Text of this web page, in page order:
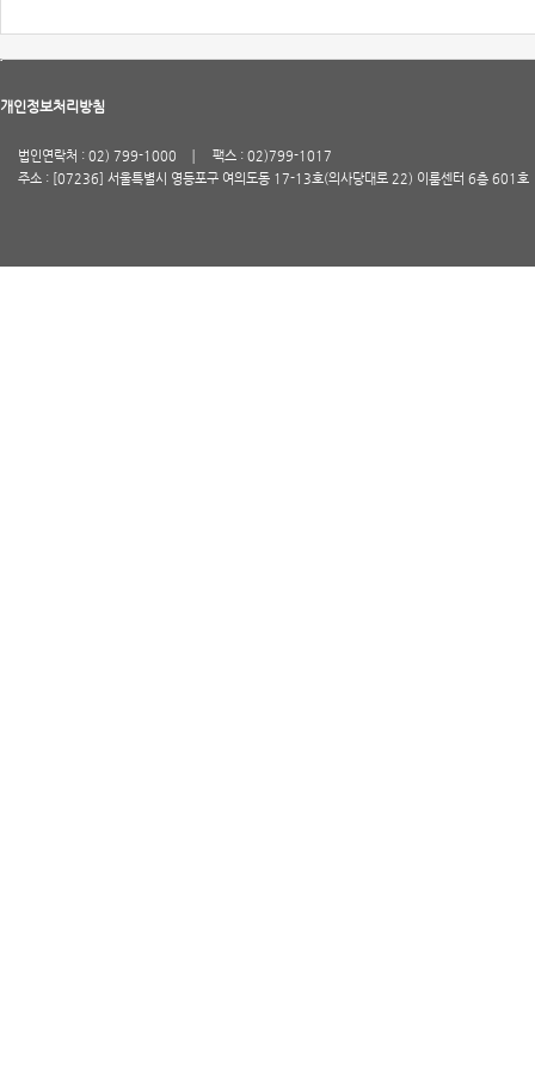
개인정보처리방침
법인연락처 : 02) 799-1000
팩스 : 02)799-1017
주소 : [07236] 서울특별시 영등포구 여의도동 17-13호(의사당대로 22) 이룸센터 6층 601호